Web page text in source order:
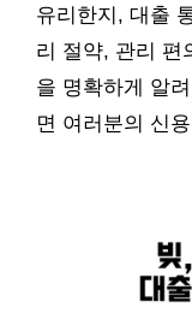
유리한지, 대출
리 절약, 관리 편
을 명확하게 알
면 여러분의 신